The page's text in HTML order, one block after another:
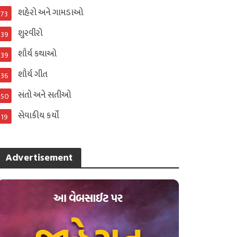
શહેરો અને ગામડાઓ
73
શુરવીરો
39
શૌર્ય કથાઓ
39
શૌર્ય ગીત
36
સંતો અને સતીઓ
50
સેવાકીય કર્યો
19
Advertisement